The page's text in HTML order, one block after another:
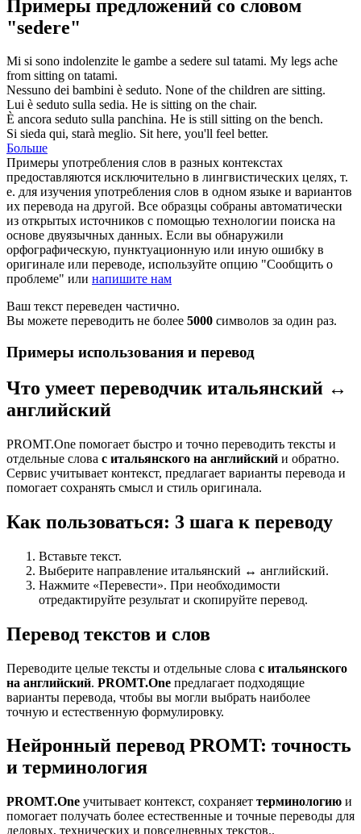
Примеры предложений со словом
"sedere"
Mi si sono indolenzite le gambe a sedere sul tatami. My legs ache
from sitting on tatami.
Nessuno dei bambini è seduto. None of the children are sitting.
Lui è seduto sulla sedia. He is sitting on the chair.
È ancora seduto sulla panchina. He is still sitting on the bench.
Si sieda qui, starà meglio. Sithere, you'll feel better.
Больше
Примеры употребления слов в разных контекстах
предоставляются исключительно в лингвистических целях, т.
е. для изучения употребления слов в одном языке и вариантов
их перевода на другой. Все образцы собраны автоматически
из открытых источников с помощью технологии поиска на
основе двуязычных данных. Если вы обнаружили
орфографическую, пунктуационную или иную ошибку в
оригинале или переводе, используйте опцию "Сообщить о
проблеме" или напишите нам
Ваш текст переведен частично.
Вы можете переводить не более 5000 символов за один раз.
Примеры использования и перевод
Что умеет переводчик итальянский ↔
английский
PROMT.One помогает быстро и точно переводить тексты и
отдельные слова с итальянского на английский и обратно.
Сервис учитывает контекст, предлагает варианты перевода и
помогает сохранять смысл и стиль оригинала.
Как пользоваться: 3 шага к переводу
Вставьте текст.
Выберите направление итальянский ↔ английский.
Нажмите «Перевести». При необходимости
отредактируйте результат и скопируйте перевод.
Перевод текстов и слов
Переводите целые тексты и отдельные слова с итальянского
на английский. PROMT.One предлагает подходящие
варианты перевода, чтобы вы могли выбрать наиболее
точную и естественную формулировку.
Нейронный перевод PROMT: точность
и терминология
PROMT.One учитывает контекст, сохраняет терминологию и
помогает получать более естественные и точные переводы для
деловых, технических и повседневных текстов..